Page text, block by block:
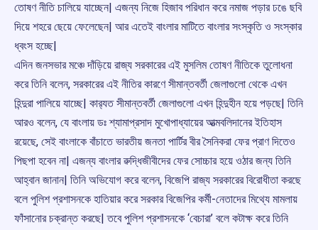
তোষণ নীতি চালিয়ে যাচ্ছেন| এজন্য নিজে হিজাব পরিধান করে নমাজ পড়ার ঢঙে ছবি
দিয়ে শহরে ছেয়ে ফেলেছেন| আর এতেই বাংলার মাটিতে বাংলার সংস্কৃতি ও সংস্কার
ধ্বংস হচ্ছে|
এদিন জনসভার মঞ্চে দাঁড়িয়ে রাজ্য সরকারের এই মুসলিম তোষণ নীতিকে তুলোধনা
করে তিনি বলেন, সরকারের এই নীতির কারণে সীমান্তবর্তী জেলাগুলো থেকে এখন
হিন্দুরা পালিয়ে যাচ্ছে| কার‌্যত সীমান্তবর্তী জেলাগুলো এখন হিন্দুহীন হয়ে পড়ছে| তিনি
আরও বলেন, যে বাংলায় ডঃ শ্যামাপ্রসাদ মুখোপাধ্যায়ের আত্মবলিদানের ইতিহাস
রয়েছে, সেই বাংলাকে বাঁচাতে ভারতীয় জনতা পার্টির বীর সৈনিকরা ফের প্রাণ দিতেও
পিছপা হবেন না| এজন্য বাংলার ৱুদ্ধিজীবীদের ফের সোচ্চার হয়ে ওঠার জন্য তিনি
আহ্বান জানান| তিনি অভিযোগ করে বলেন, বিজেপি রাজ্য সরকারের বিরোধীতা করছে
বলে পুলিশ প্রশাসনকে হাতিয়ার করে সরকার বিজেপির কর্মী-নেতাদের মিথ্যে মামলায়
ফাঁসানোর চক্রান্ত করছে| তবে পুলিশ প্রশাসনকে ‘বেচারা’ বলে কটাক্ষ করে তিনি